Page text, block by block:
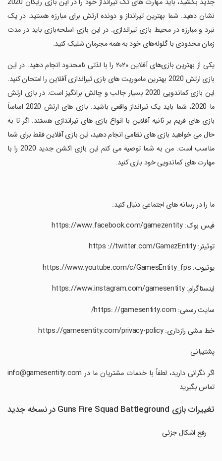
جدید بکشید، باید مهارت های تک تیرانداز خود را در این بازی رایگان 2020
نشان دهید. شما بهترین تیرانداز و دونده ارتش برای مبارزه هستید. در یک
نبرد و مبارزه در محیط بازی تیراندازی. در این بازی اسلحه‌بازی باید در مدت
زمان محدودی با گلوله‌های خود به همه مجرمان شلیک کنید.
‏یکی از بهترین بازی‌های آفلاین ۲۰۲۰ را با لذتی نامحدود انجام دهید. در این
بازی ارتش 2020 بهترین ماموریت های بازی تیراندازی آفلاین را امتحان کنید.
این بازی کماندویی 2020 بسیار جالب و چالش برانگیز است. در بازی ارتش
ما 2020، شما باید یک تیرانداز واقعی باشید. بازی های ارتش 2020 اساساً
بازی های فریم بر ثانیه آفلاین با انواع بازی های تیراندازی هستند. اگر تا به
حال می خواهید بازی های نظامی انجام دهید، این بازی آفلاین فقط برای شما
مناسب است. من به شما توصیه می کنم این بازی اکشن جدید 2020 را با
مهارت های کماندویی خود بازی کنید.
‏ما را در رسانه های اجتماعی دنبال کنید:
‏فیس بوک: https://www.facebook.com/gamezentity
‏توئیتر: https ://twitter.com/GamezEntity
‏یوتیوب: https://www.youtube.com/c/GamesEntity_fps
‏اینستاگرام: https://www.instagram.com/gamesentity
‏سایت رسمی: https: //gamesentity.com/
‏خط مشی رازداری: https://gamesentity.com/privacy-policy
‏پشتیبانی
‏اگر نگرانی دارید، لطفاً با خدمات مشتریان ما در info@gamesentity.com
تماس بگیرید
تغییرات بازی Guns Fire Squad Battleground در نسخه جدید
رفع اشکال جزئی